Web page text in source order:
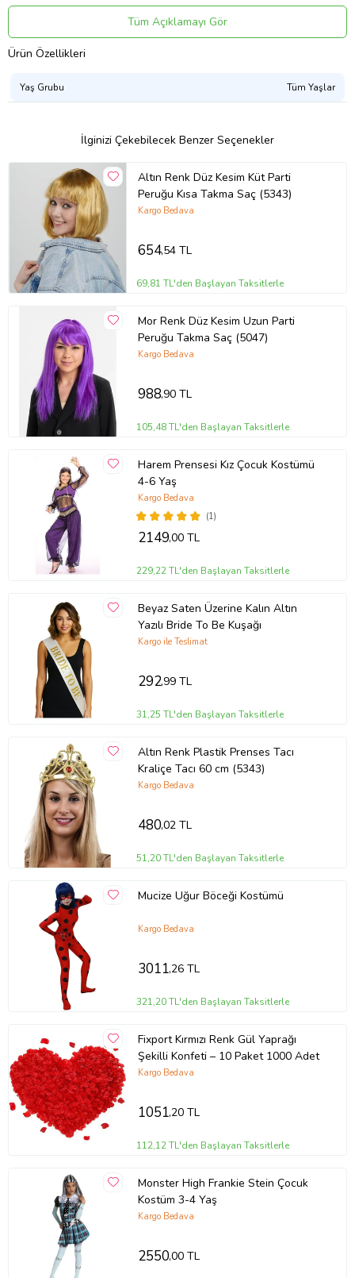
Malzeme:
Peruk genellikle sentetik saçtan yapılır. Sentetik saçlar, doğal
saçlara göre daha uygun fiyatlıdır ve bakımı kolaydır.
Mor renk düz kesim uzun peruk kullanımı oldukça kolaydır. Peruğu
Farklı Kullanımlar:
kullanılabilir. Ayrıca günlük hayatta da kullanılabilir.
Ürün Kodu:kcm78732292
Tüm Açıklamayı Gör
Ürün Özellikleri
Yaş Grubu Tüm Yaşlar
İlginizi Çekebilecek Benzer Seçenekler
Altın Renk Düz Kesim Küt Parti
Peruğu Kısa Takma Saç (5343)
Kargo Bedava
654,54 TL
69,81 TL'den Başlayan Taksitlerle
Mor Renk Düz Kesim Uzun Parti
Peruğu Takma Saç (5047)
Kargo Bedava
988,90 TL
105,48 TL'den Başlayan Taksitlerle
Harem Prensesi Kız Çocuk Kostümü
4-6 Yaş
(1)
Kargo Bedava
2149,00 TL
229,22 TL'den Başlayan Taksitlerle
Beyaz Saten Üzerine Kalın Altın
Yazılı Bride To Be Kuşağı
Kargo ile Teslimat
292,99 TL
31,25 TL'den Başlayan Taksitlerle
Altın Renk Plastik Prenses Tacı
Kraliçe Tacı 60 cm (5343)
Kargo Bedava
480,02 TL
51,20 TL'den Başlayan Taksitlerle
Mucize Uğur Böceği Kostümü
Kargo Bedava
3011,26 TL
321,20 TL'den Başlayan Taksitlerle
Fixport Kırmızı Renk Gül Yaprağı
Şekilli Konfeti – 10 Paket 1000 Adet
Kargo Bedava
1051,20 TL
112,12 TL'den Başlayan Taksitlerle
Monster High Frankie Stein Çocuk
Kostüm 3-4 Yaş
Kargo Bedava
2550,00 TL